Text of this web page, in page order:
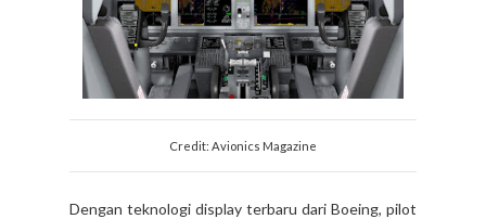
Credit: Avionics Magazine
Dengan teknologi display terbaru dari Boeing, pilot